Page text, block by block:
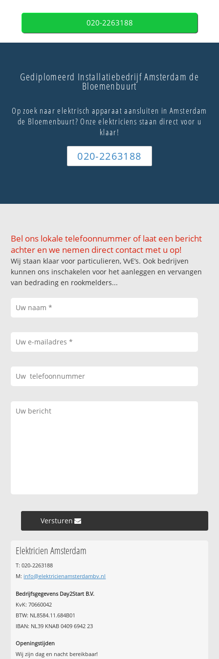
020-2263188
Gediplomeerd Installatiebedrijf Amsterdam de
Bloemenbuurt
Op zoek naar elektrisch apparaat aansluiten in Amsterdam
de Bloemenbuurt? Onze elektriciens staan direct voor u
klaar!
020-2263188
Bel ons lokale telefoonnummer of laat een bericht
achter en we nemen direct contact met u op!
Wij staan klaar voor particulieren, VvE’s. Ook bedrijven
kunnen ons inschakelen voor het aanleggen en vervangen
van bedrading en rookmelders...
Versturen »
Elektricien Amsterdam
T: 020-2263188
M: info@elektricienamsterdambv.nl
Bedrijfsgegevens Day2Start B.V.
KvK: 70660042
BTW: NL8584.11.684B01
IBAN: NL39 KNAB 0409 6942 23
Openingstijden
Wij zijn dag en nacht bereikbaar!